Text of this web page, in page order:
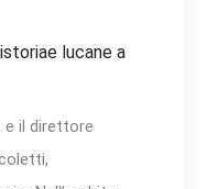
lucane a
e il direttore